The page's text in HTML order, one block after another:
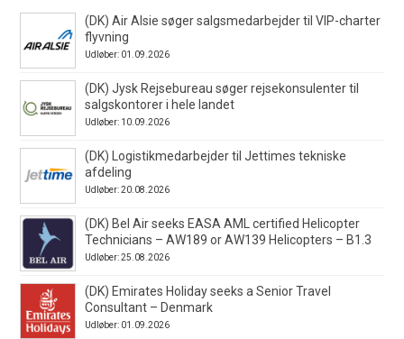
(DK) Air Alsie søger salgsmedarbejder til VIP-charter
flyvning
Udløber: 01.09.2026
(DK) Jysk Rejsebureau søger rejsekonsulenter til
salgskontorer i hele landet
Udløber: 10.09.2026
(DK) Logistikmedarbejder til Jettimes tekniske
afdeling
Udløber: 20.08.2026
(DK) Bel Air seeks EASA AML certified Helicopter
Technicians – AW189 or AW139 Helicopters – B1.3
Udløber: 25.08.2026
(DK) Emirates Holiday seeks a Senior Travel
Consultant – Denmark
Udløber: 01.09.2026